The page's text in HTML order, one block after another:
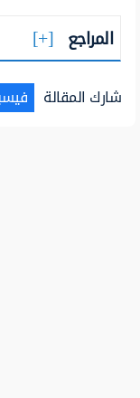
المراجع
شارك المقالة